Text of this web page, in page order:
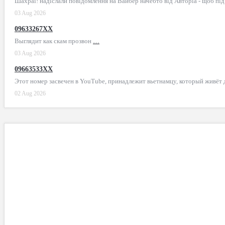
03 Aug 2026
09633267XX
Выглядит как скам прозвон …
03 Aug 2026
09663533XX
Этот номер засвечен в YouTube, принадлежит вьетнамцу, который живёт
02 Aug 2026